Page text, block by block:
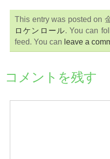
This entry was posted on
ロケンロール. You can
feed. You can leave a
コメントを残す